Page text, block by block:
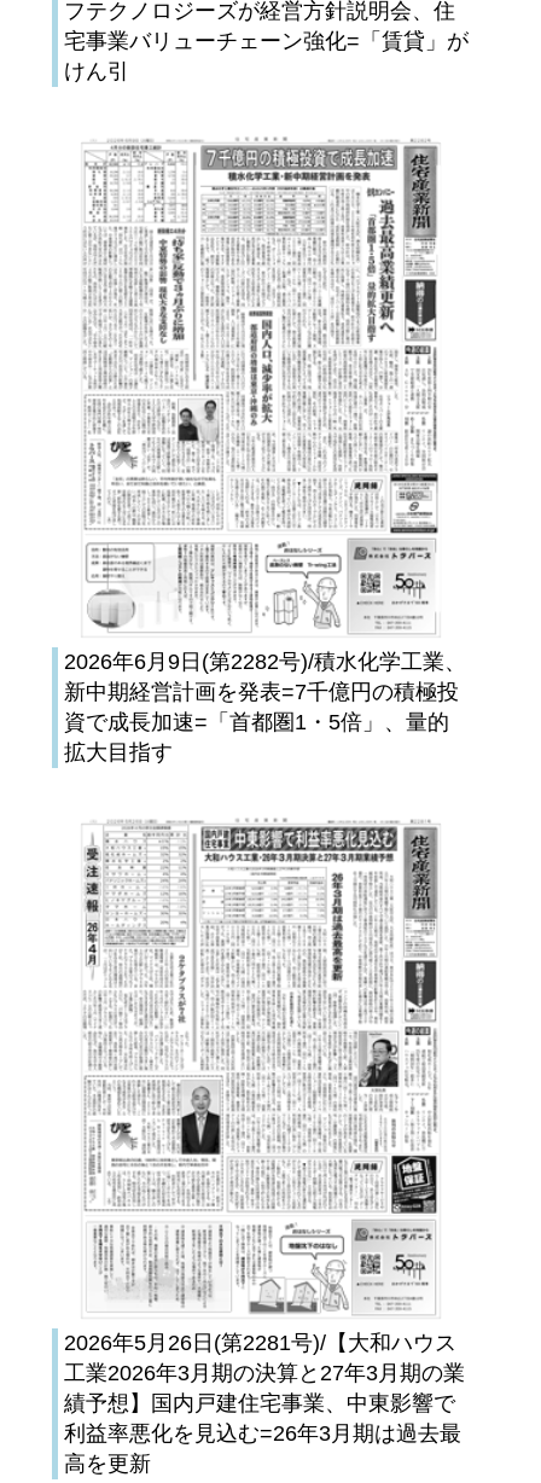
フテクノロジーズが経営方針説明会、住
宅事業バリューチェーン強化=「賃貸」が
けん引
2026年6月9日(第2282号)/積水化学工業、
新中期経営計画を発表=7千億円の積極投
資で成長加速=「首都圏1・5倍」、量的
拡大目指す
2026年5月26日(第2281号)/【大和ハウス
工業2026年3月期の決算と27年3月期の業
績予想】国内戸建住宅事業、中東影響で
利益率悪化を見込む=26年3月期は過去最
高を更新